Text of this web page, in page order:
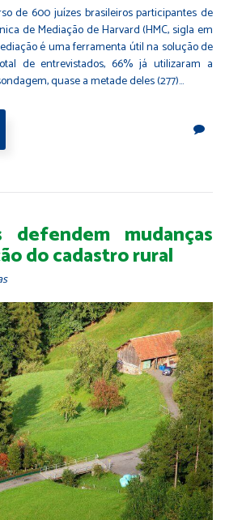
de 600 juízes brasileiros participantes de
de Mediação de Harvard (HMC, sigla em
é uma ferramenta útil na solução de
de entrevistados, 66% já utilizaram a
quase a metade deles (277)…
defendem mudanças
do cadastro rural